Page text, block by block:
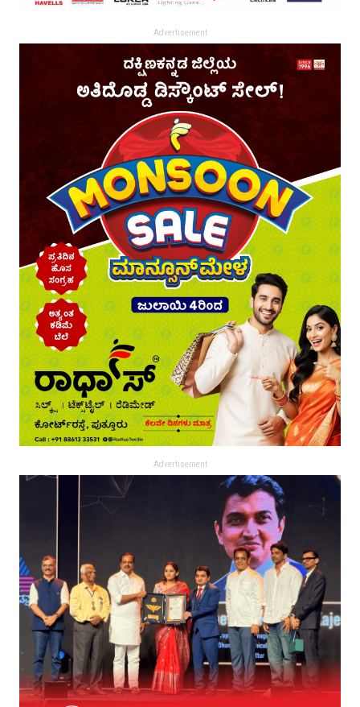
Advertisement
Advertisement